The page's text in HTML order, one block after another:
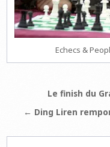
Echecs &
Navigation
Le finish du
← Ding Liren